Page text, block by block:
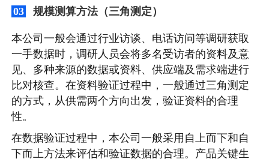
03 规模测算方法（三角测定）
本公司一般会通过行业访谈、电话访问等调研获取
一手数据时，调研人员会将多名受访者的资料及意
见、多种来源的数据或资料、供应端及需求端进行
比对核查。在资料验证过程中，一般通过三角测定
的方式，从供需两个方向出发，验证资料的合理
性。
在数据验证过程中，本公司一般采用自上而下和自
下而上方法来评估和验证数据的合理。产品关键生